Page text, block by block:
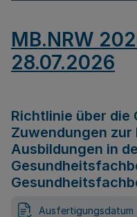
MB.NRW
28.07.2026
Richtlinie über die
Zuwendungen zur
Ausbildungen in
Ausfertigungsdatum